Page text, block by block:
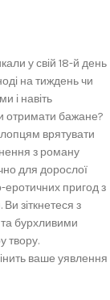
у свій 18-й день
на тиждень чи
і навіть
отримати бажане?
врятувати
з роману
для дорослої
еротичних пригод з
зіткнетеся з
бурхливими
твору.
ваше уявлення